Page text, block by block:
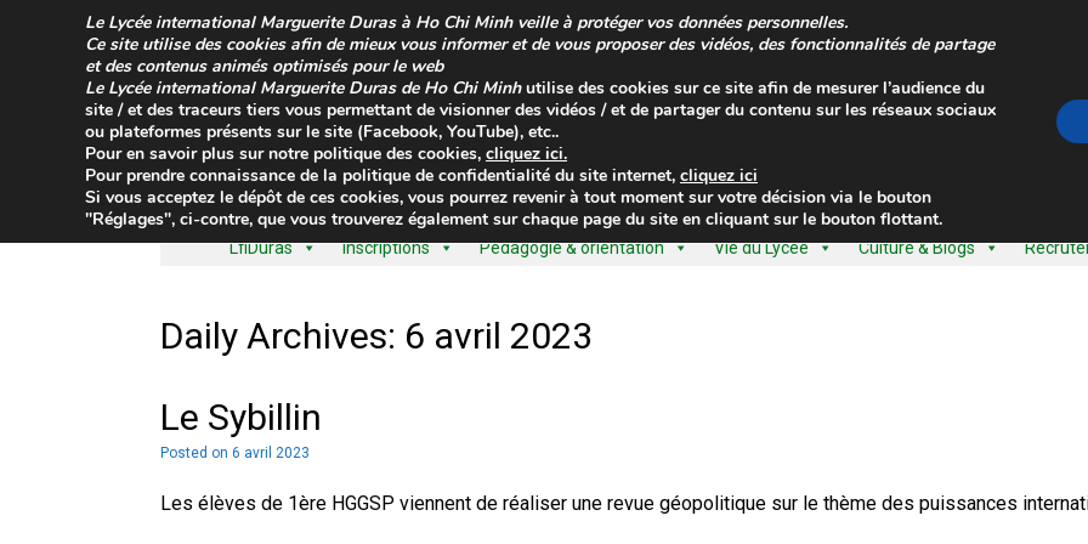
LfiDuras Inscriptions Pédagogie & orientation Vie du Lycée Culture & Blogs
Daily Archives: 6 avril 2023
Le Sybillin
Posted on 6 avril 2023
Les élèves de 1ère HGGSP viennent de réaliser une revue géopolitique sur le thème des puissances
Le Lycée international Marguerite Duras à Ho Chi Minhveille à protéger vos données personnelles.
Ce site utilise des cookies afin de mieux vous informer et de vous proposer des vidéos, des fonctionnalités de partage
et des contenus animés optimisés pour le web
Le Lycée international Marguerite Duras de Ho Chi Minhutilise des cookies sur ce site afin de mesurer l’audience du
site / et des traceurs tiers vous permettant de visionner des vidéos / et de partager du contenu sur les réseaux sociaux
ou plateformes présents sur le site (Facebook, YouTube), etc..
Pour en savoir plus sur notre politique des cookies, cliquez ici.
Pour prendre connaissance de la politique de confidentialité du site internet, cliquez ici
Si vous acceptez le dépôt de ces cookies, vous pourrez revenir à tout moment sur votre décision via le bouton
"Réglages", ci-contre, que vous trouverez également sur chaque page du site en cliquant sur le bouton flottant.